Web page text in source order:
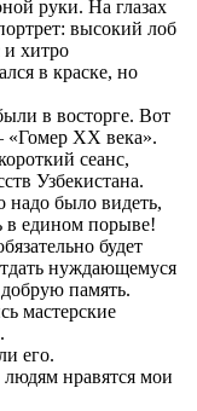
руки. На глазах
высокий лоб
хитро
в краске, но
в восторге. Вот
«Гомер ХХ века».
сеанс,
Узбекистана.
надо было видеть,
в едином порыве!
будет
нуждающемуся
память.
мастерские
его.
нравятся мои